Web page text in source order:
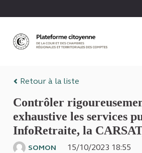
Retour à la liste
Contrôler
exhaustive les services
InfoRetraite, la
SOMON
15/10/2023 18:55